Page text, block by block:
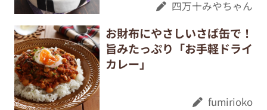
四万十みやちゃん
お財布にやさしいさば缶で！
旨みたっぷり「お手軽ドライ
カレー」
fumirioko